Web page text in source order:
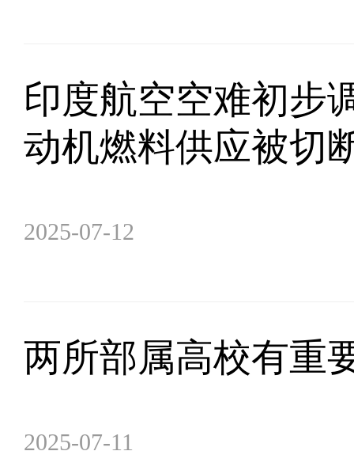
印度航空空难初步
动机燃料供应被切
2025-07-12
两所部属高校有重
2025-07-11